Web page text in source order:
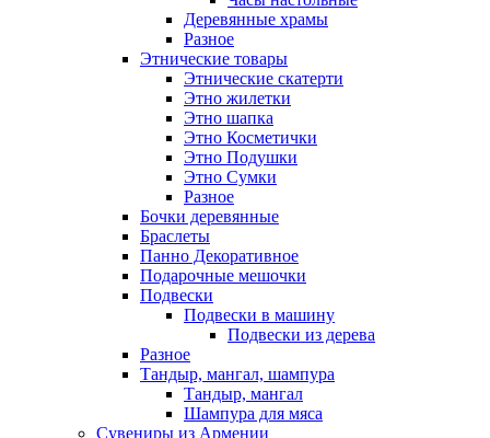
Деревянные храмы
Разное
Этнические товары
Этнические скатерти
Этно жилетки
Этно шапка
Этно Косметички
Этно Подушки
Этно Сумки
Разное
Бочки деревянные
Браслеты
Панно Декоративное
Подарочные мешочки
Подвески
Подвески в машину
Подвески из дерева
Разное
Тандыр, мангал, шампура
Тандыр, мангал
Шампура для мяса
Сувениры из Армении